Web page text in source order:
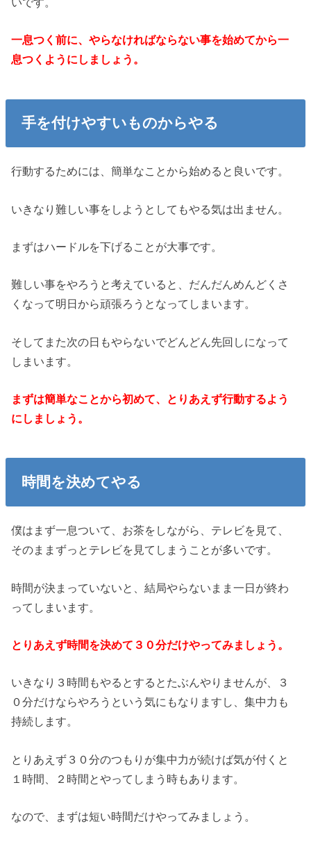
一息つく前に、やらなければならない事を始めてから一
息つくようにしましょう。
手を付けやすいものからやる
行動するためには、簡単なことから始めると良いです。
いきなり難しい事をしようとしてもやる気は出ません。
まずはハードルを下げることが大事です。
難しい事をやろうと考えていると、だんだんめんどくさ
くなって明日から頑張ろうとなってしまいます。
そしてまた次の日もやらないでどんどん先回しになって
しまいます。
まずは簡単なことから初めて、とりあえず行動するよう
にしましょう。
時間を決めてやる
僕はまず一息ついて、お茶をしながら、テレビを見て、
そのままずっとテレビを見てしまうことが多いです。
時間が決まっていないと、結局やらないまま一日が終わ
ってしまいます。
とりあえず時間を決めて３０分だけやってみましょう。
いきなり３時間もやるとするとたぶんやりませんが、３
０分だけならやろうという気にもなりますし、集中力も
持続します。
とりあえず３０分のつもりが集中力が続けば気が付くと
１時間、２時間とやってしまう時もあります。
なので、まずは短い時間だけやってみましょう。